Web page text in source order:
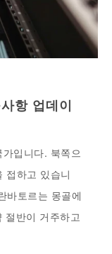
항 업데이
입니다. 북쪽으
접하고 있습니
바토르는 몽골에
절반이 거주하고